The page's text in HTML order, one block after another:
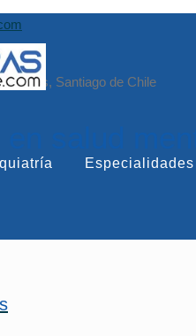
Condes, Santiago de Chile
salud
Especialidades